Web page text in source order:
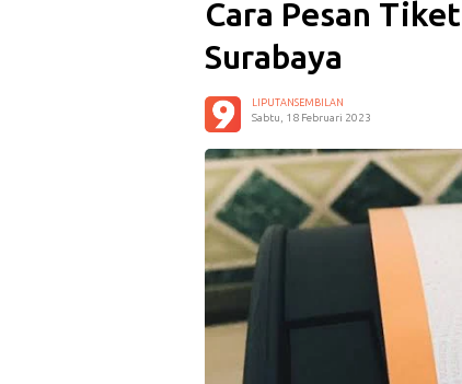
Cara Pesan
Surabaya
LIPUTANSEMBILAN
Sabtu, 18 Februari 2023